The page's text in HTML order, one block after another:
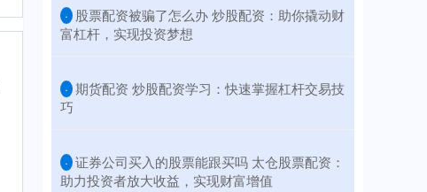
· ​股票配资被骗了怎么办 炒股配资：助你撬动财
富杠杆，实现投资梦想
· ​期货配资 炒股配资学习：快速掌握杠杆交易技
巧
· ​证券公司买入的股票能跟买吗 太仓股票配资：
助力投资者放大收益，实现财富增值